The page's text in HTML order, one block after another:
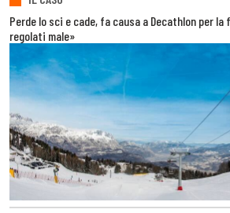
Perde lo sci e cade, fa causa a Decathlon per la
regolati male»